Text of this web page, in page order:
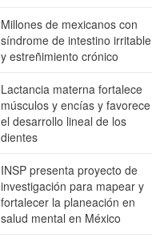
Millones de mexicanos con
síndrome de intestino irritable
y estreñimiento crónico
Lactancia materna fortalece
músculos y encías y favorece
el desarrollo lineal de los
dientes
INSP presenta proyecto de
investigación para mapear y
fortalecer la planeación en
salud mental en México